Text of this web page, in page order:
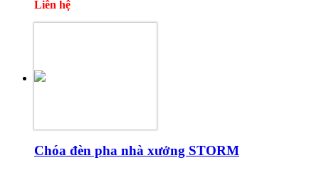
Liên hệ
Chóa đèn pha nhà xưởng STORM